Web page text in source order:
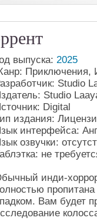
выпуска: 2025
Приключения,
Studio
Studio
Digital
издания:
интерфейса:
озвучки:
не
инди-
Вам будет